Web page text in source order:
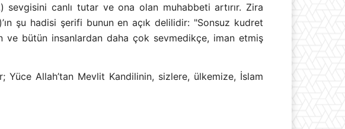
sevgisini canlı tutar ve ona olan muhabbeti artırır. Zira
şu hadisi şerifi bunun en açık delilidir: "Sonsuz kudret
ve bütün insanlardan daha çok sevmedikçe, iman etmiş
Allah’tan Mevlit Kandilinin, sizlere, ülkemize, İslam